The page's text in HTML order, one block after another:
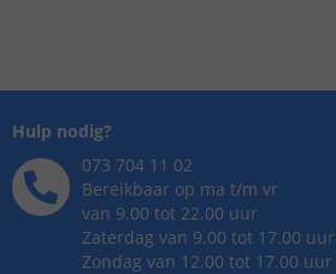
Hulp nodig?
073 704 11 02
Bereikbaar op ma t/m vr
van 9.00 tot 22.00 uur
Zaterdag van 9.00 tot 17.00 uur
Zondag van 12.00 tot 17.00 uur